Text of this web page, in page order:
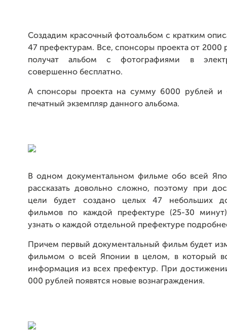
Создадим красочный фотоальбом с кратким
47 префектурам. Все, спонсоры проекта от 2000
получат альбом с фотографиями в
совершенно бесплатно.
А спонсоры проекта на сумму 6000 рублей и
печатный экземпляр данного альбома.
В одном документальном фильме обо всей
рассказать довольно сложно, поэтому при
цели будет создано целых 47 небольших
фильмов по каждой префектуре (25-30
узнать о каждой отдельной префектуре
Причем первый документальный фильм будет
фильмом о всей Японии в целом, в который
информация из всех префектур. При
000 рублей появятся новые вознаграждения.